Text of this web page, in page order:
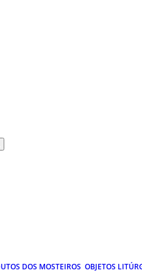
DOS MOSTEIROS OBJETOS